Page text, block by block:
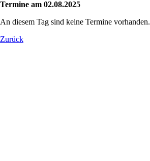
Termine am 02.08.2025
An diesem Tag sind keine Termine vorhanden.
Zurück